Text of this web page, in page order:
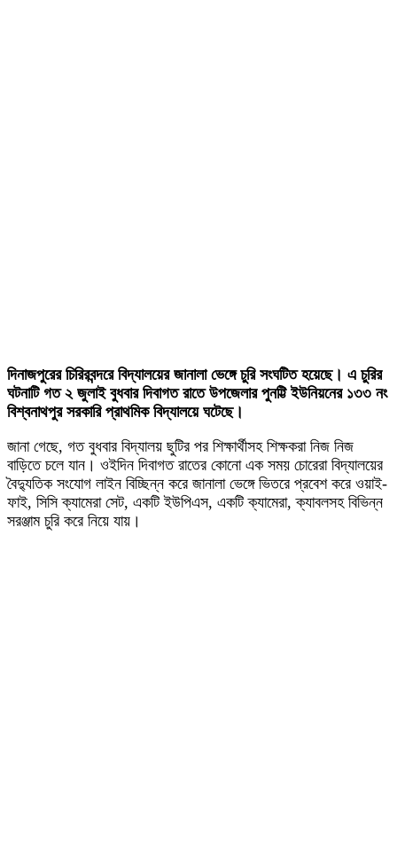
দিনাজপুরের চিরিরবন্দরে বিদ্যালয়ের জানালা ভেঙ্গে চুরি সংঘটিত হয়েছে। এ চুরির
ঘটনাটি গত ২ জুলাই বুধবার দিবাগত রাতে উপজেলার পুনট্টি ইউনিয়নের ১৩৩ নং
বিশ্বনাথপুর সরকারি প্রাথমিক বিদ্যালয়ে ঘটেছে।
জানা গেছে, গত বুধবার বিদ্যালয় ছুটির পর শিক্ষার্থীসহ শিক্ষকরা নিজ নিজ
বাড়িতে চলে যান। ওইদিন দিবাগত রাতের কোনো এক সময় চোরেরা বিদ্যালয়ের
বৈদ্যুতিক সংযোগ লাইন বিচ্ছিন্ন করে জানালা ভেঙ্গে ভিতরে প্রবেশ করে ওয়াই-
ফাই, সিসি ক্যামেরা সেট, একটি ইউপিএস, একটি ক্যামেরা, ক্যাবলসহ বিভিন্ন
সরঞ্জাম চুরি করে নিয়ে যায়।